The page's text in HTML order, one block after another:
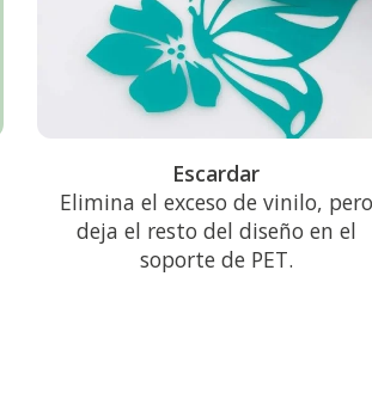
Escardar
Elimina el exceso de vinilo, pero
deja el resto del diseño en el
soporte de PET.